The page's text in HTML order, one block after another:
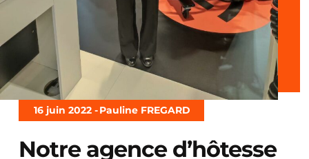
16 juin 2022 -Pauline FREGARD
Notre agence d’hôtesse